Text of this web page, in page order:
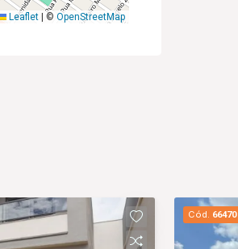
Leaflet | © OpenStreetMap
Cód. 66470